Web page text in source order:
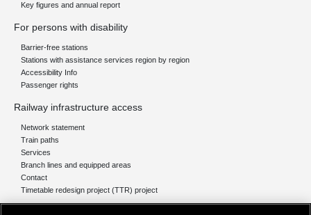
Key figures and annual report
For persons with disability
Barrier-free stations
Stations with assistance services region by region
Accessibility Info
Passenger rights
Railway infrastructure access
Network statement
Train paths
Services
Branch lines and equipped areas
Contact
Timetable redesign project (TTR) project